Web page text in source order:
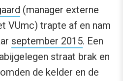
(manager externe
VUmc) trapte af en nam
september 2015. Een
straat brak en
de kelder en de